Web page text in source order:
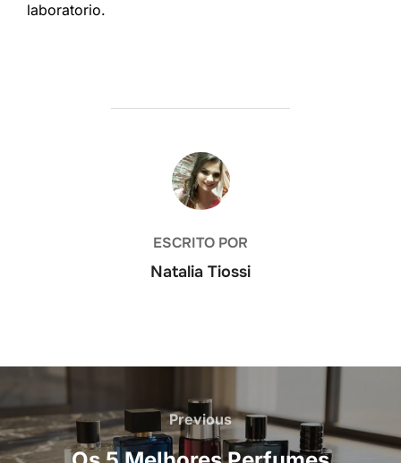
laboratorio.
AUTOR DO POST
ESCRITO POR
Natalia Tiossi
Navegação
de
Previous
Previous